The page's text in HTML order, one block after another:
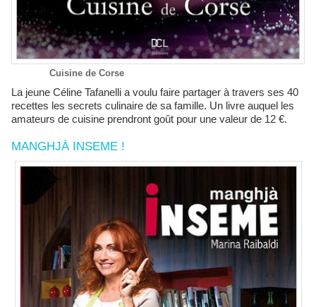
Cuisine de Corse
La jeune Céline Tafanelli a voulu faire partager à travers ses 40
recettes les secrets culinaire de sa famille. Un livre auquel les
amateurs de cuisine prendront goût pour une valeur de 12 €.
MANGHJÀ INSEME !